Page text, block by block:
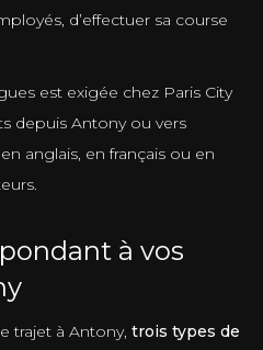
d’effectuer sa course
est exigée chez Paris City
depuis Antony ou vers
anglais, en français ou en
à vos
trajet à Antony, trois types de